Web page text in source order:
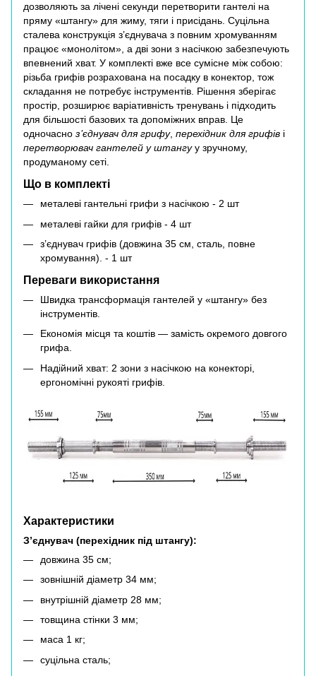
дозволяють за лічені секунди перетворити гантелі на
пряму «штангу» для жиму, тяги і присідань. Суцільна
сталева конструкція з’єднувача з повним хромуванням
працює «монолітом», а дві зони з насічкою забезпечують
впевнений хват. У комплекті вже все сумісне між собою:
різьба грифів розрахована на посадку в конектор, тож
складання не потребує інструментів. Рішення зберігає
простір, розширює варіативність тренувань і підходить
для більшості базових та допоміжних вправ. Це
одночасно з’єднувач для грифу, перехідник для грифів і
перетворювач гантелей у штангуу зручному,
продуманому сеті.
Що в комплекті
металеві гантельні грифи з насічкою - 2 шт
металеві гайки для грифів - 4 шт
з’єднувач грифів (довжина 35 см, сталь, повне
хромування). - 1 шт
Переваги використання
Швидка трансформація гантелей у «штангу» без
інструментів.
Економія місця та коштів — замість окремого довгого
грифа.
Надійний хват: 2 зони з насічкою на конекторі,
ергономічні рукояті грифів.
Характеристики
З’єднувач (перехідник під штангу):
довжина 35 см;
зовнішній діаметр 34 мм;
внутрішній діаметр 28 мм;
товщина стінки 3 мм;
маса 1 кг;
суцільна сталь;